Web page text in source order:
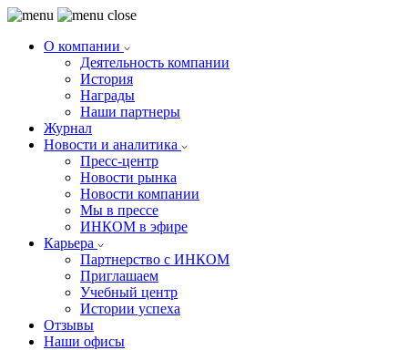
О компании
Деятельность компании
История
Награды
Наши партнеры
Журнал
Новости и аналитика
Пресс-центр
Новости рынка
Новости компании
Мы в прессе
ИНКОМ в эфире
Карьера
Партнерство с ИНКОМ
Приглашаем
Учебный центр
Истории успеха
Отзывы
Наши офисы